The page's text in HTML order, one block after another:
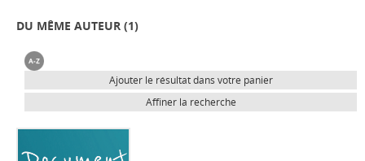
DU MÊME AUTEUR (1)
Ajouter le résultat dans votre panier
Affiner la recherche